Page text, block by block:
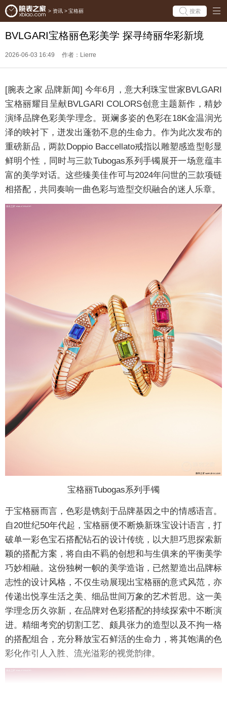
> 资讯 > 宝格丽 搜索
BVLGARI宝格丽色彩美学 探寻绮丽华彩新境
2026-06-03 16:49 作者：Lierre
[腕表之家 品牌新闻] 今年6月，意大利珠宝世家BVLGARI
宝格丽耀目呈献BVLGARI COLORS创意主题新作，精妙
演绎品牌色彩美学理念。斑斓多姿的色彩在18K金温润光
泽的映衬下，迸发出蓬勃不息的生命力。作为此次发布的
重磅新品，两款Doppio Baccellato戒指以雕塑感造型彰显
鲜明个性，同时与三款Tubogas系列手镯展开一场意蕴丰
富的美学对话。这些臻美佳作可与2024年问世的三款项链
相搭配，共同奏响一曲色彩与造型交织融合的迷人乐章。
宝格丽Tubogas系列手镯
于宝格丽而言，色彩是镌刻于品牌基因之中的情感语言。
自20世纪50年代起，宝格丽便不断焕新珠宝设计语言，打
破单一彩色宝石搭配钻石的设计传统，以大胆巧思探索新
颖的搭配方案，将自由不羁的创想和与生俱来的平衡美学
巧妙相融。这份独树一帜的美学造诣，已然塑造出品牌标
志性的设计风格，不仅生动展现出宝格丽的意式风范，亦
传递出悦享生活之美、细品世间万象的艺术哲思。这一美
学理念历久弥新，在品牌对色彩搭配的持续探索中不断演
进。精细考究的切割工艺、颇具张力的造型以及不拘一格
的搭配组合，充分释放宝石鲜活的生命力，将其饱满的色
彩化作引人入胜、流光溢彩的视觉韵律。